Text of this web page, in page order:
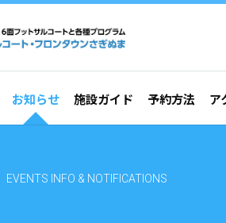
お知らせ 施設ガイド 予約方法 ア
EVENTS INFO & NOTIFICATIONS